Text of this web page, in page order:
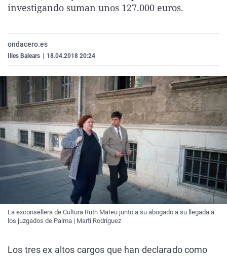
La rosa de los vientos
Caso
Extremadura
País Vasco
Virales
investigando suman unos 127.000 euros.
ondacero.es
Illes Balears 18.04.2018 20:24
La exconsellera de Cultura Ruth Mateu junto a su abogado a su llegada a
los juzgados de Palma | Martí Rodríguez
Los tres ex altos cargos que han declarado como